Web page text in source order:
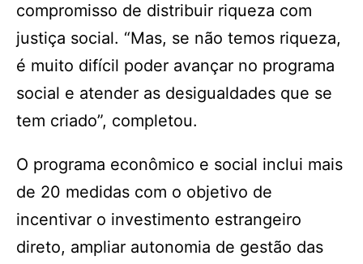
compromisso de distribuir riqueza com
justiça social. “Mas, se não temos riqueza,
é muito difícil poder avançar no programa
social e atender as desigualdades que se
tem criado”, completou.
O programa econômico e social inclui mais
de 20 medidas com o objetivo de
incentivar o investimento estrangeiro
direto, ampliar autonomia de gestão das